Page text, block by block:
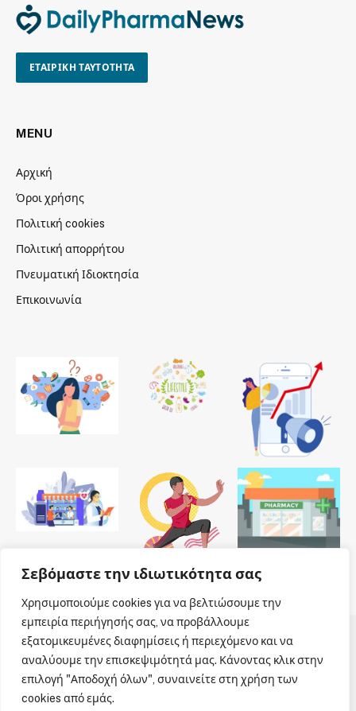
Σεβόμαστε την ιδιωτικότητα σας
Χρησιμοποιούμε cookies για να βελτιώσουμε την
εμπειρία περιήγησής σας, να προβάλλουμε
εξατομικευμένες διαφημίσεις ή περιεχόμενο και να
αναλύουμε την επισκεψιμότητά μας. Κάνοντας κλικ στην
επιλογή "Αποδοχή όλων", συναινείτε στη χρήση των
cookies από εμάς.
ΕΤΑΙΡΙΚΗ ΤΑΥΤΟΤΗΤΑ
MENU
Αρχική
Όροι χρήσης
Πολιτική cookies
Πολιτική απορρήτου
Πνευματική Ιδιοκτησία
Επικοινωνία
© 2026 Dailypharmanews. Designed byDailypharmanews
Αρχική Όροι χρήσης
Πολιτική cookies
Πολιτική απορρήτου